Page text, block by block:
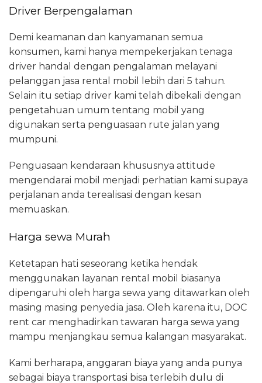
Driver Berpengalaman
Demi keamanan dan kanyamanan semua
konsumen, kami hanya mempekerjakan tenaga
driver handal dengan pengalaman melayani
pelanggan jasa rental mobil lebih dari 5 tahun.
Selain itu setiap driver kami telah dibekali dengan
pengetahuan umum tentang mobil yang
digunakan serta penguasaan rute jalan yang
mumpuni.
Penguasaan kendaraan khususnya attitude
mengendarai mobil menjadi perhatian kami supaya
perjalanan anda terealisasi dengan kesan
memuaskan.
Harga sewa Murah
Ketetapan hati seseorang ketika hendak
menggunakan layanan rental mobil biasanya
dipengaruhi oleh harga sewa yang ditawarkan oleh
masing masing penyedia jasa. Oleh karena itu, DOC
rent car menghadirkan tawaran harga sewa yang
mampu menjangkau semua kalangan masyarakat.
Kami berharapa, anggaran biaya yang anda punya
sebagai biaya transportasi bisa terlebih dulu di